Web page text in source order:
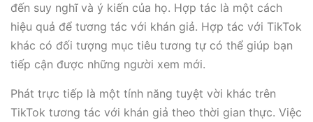
đến suy nghĩ và ý kiến của họ. Hợp tác là một cách
hiệu quả để tương tác với khán giả. Hợp tác với TikTok
khác có đối tượng mục tiêu tương tự có thể giúp bạn
tiếp cận được những người xem mới.
Phát trực tiếp là một tính năng tuyệt vời khác trên
TikTok tương tác với khán giả theo thời gian thực. Việc